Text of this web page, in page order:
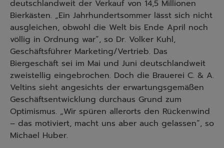
deutschlandweit der Verkauf von 14,5 Millionen
Bierkästen. „Ein Jahrhundertsommer lässt sich nicht
ausgleichen, obwohl die Welt bis Ende April noch
völlig in Ordnung war“, so Dr. Volker Kuhl,
Geschäftsführer Marketing/Vertrieb. Das
Biergeschäft sei im Mai und Juni deutschlandweit
zweistellig eingebrochen. Doch die Brauerei C. & A.
Veltins sieht angesichts der erwartungsgemäßen
Geschäftsentwicklung durchaus Grund zum
Optimismus. „Wir spüren allerorts den Rückenwind
– das motiviert, macht uns aber auch gelassen“, so
Michael Huber.